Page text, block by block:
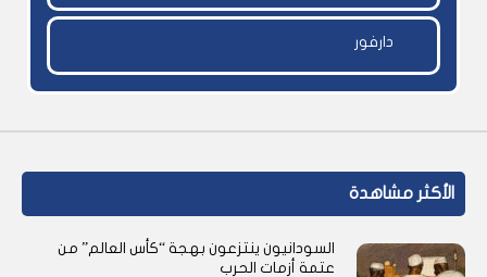
دارفور
الأكثر مشاهدة
السودانيون ينتزعون بهجة “كأس العالم” من
عتمة أزمات الحرب